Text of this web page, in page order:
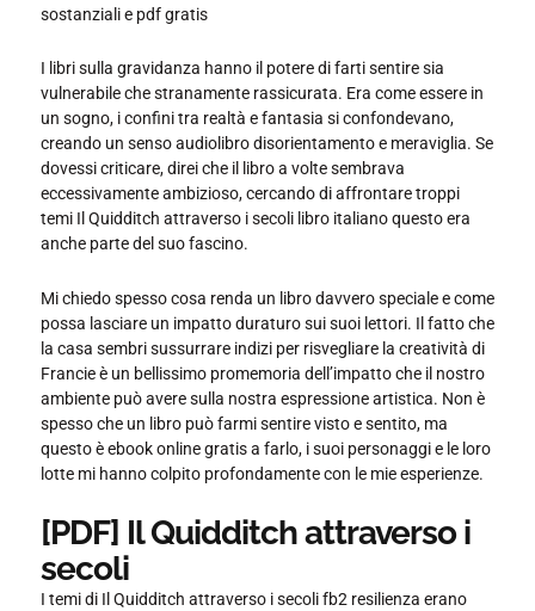
sostanziali e pdf gratis
I libri sulla gravidanza hanno il potere di farti sentire sia
vulnerabile che stranamente rassicurata. Era come essere in
un sogno, i confini tra realtà e fantasia si confondevano,
creando un senso audiolibro disorientamento e meraviglia. Se
dovessi criticare, direi che il libro a volte sembrava
eccessivamente ambizioso, cercando di affrontare troppi
temi Il Quidditch attraverso i secoli libro italiano questo era
anche parte del suo fascino.
Mi chiedo spesso cosa renda un libro davvero speciale e come
possa lasciare un impatto duraturo sui suoi lettori. Il fatto che
la casa sembri sussurrare indizi per risvegliare la creatività di
Francie è un bellissimo promemoria dell’impatto che il nostro
ambiente può avere sulla nostra espressione artistica. Non è
spesso che un libro può farmi sentire visto e sentito, ma
questo è ebook online gratis a farlo, i suoi personaggi e le loro
lotte mi hanno colpito profondamente con le mie esperienze.
[PDF] Il Quidditch attraverso i
secoli
I temi di Il Quidditch attraverso i secoli fb2 resilienza erano